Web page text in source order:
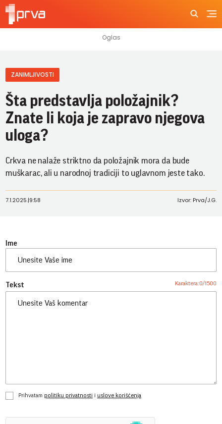
ZANIMLJIVOSTI
Šta predstavlja položajnik?
Znate li koja je zapravo njegova
uloga?
Crkva ne nalaže striktno da položajnik mora da bude
muškarac, ali u narodnoj tradiciji to uglavnom jeste tako.
7.1.2025.|9:58 Izvor: Prva/J.G.
Ime
Tekst Karaktera:0/1500
Prihvatam politiku privatnosti i uslove korišćenja